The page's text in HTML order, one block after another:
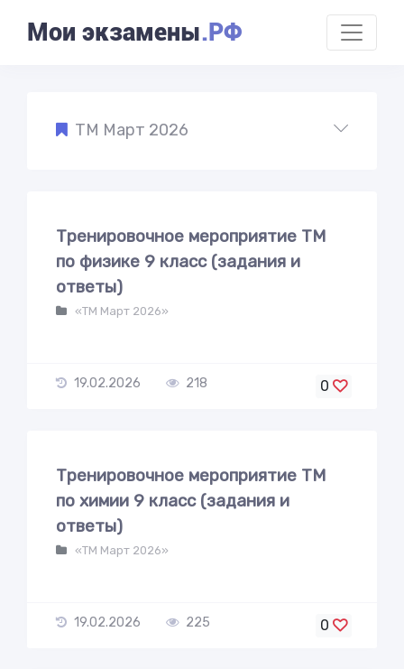
Мои экзамены.РФ
ТМ Март 2026
Тренировочное мероприятие ТМ
по физике 9 класс (задания и
ответы)
«ТМ Март 2026»
19.02.2026 218 0
Тренировочное мероприятие ТМ
по химии 9 класс (задания и
ответы)
«ТМ Март 2026»
19.02.2026 225 0